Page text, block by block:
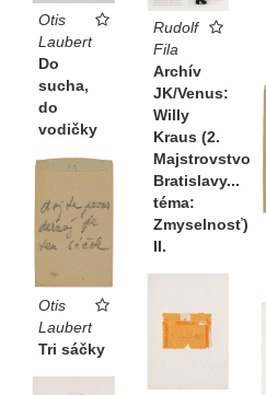
Otis
Laubert
Do
sucha,
do
vodičky
Rudolf
Fila
Archív
JK/Venus:
Willy
Kraus (2.
Majstrovstvo
Bratislavy...
téma:
Zmyselnosť)
II.
Otis
Laubert
Tri sáčky